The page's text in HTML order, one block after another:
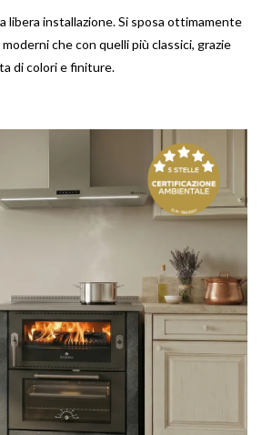
libera installazione. Si sposa ottimamente
che con quelli più classici, grazie
di colori e finiture.